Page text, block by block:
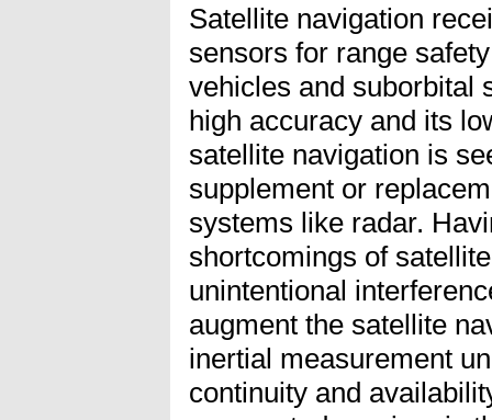
Satellite navigation
sensors for range
vehicles and suborbital
high accuracy and its
satellite navigation is
supplement or
systems like radar.
shortcomings of
unintentional
augment the satellite
inertial measurement
continuity and